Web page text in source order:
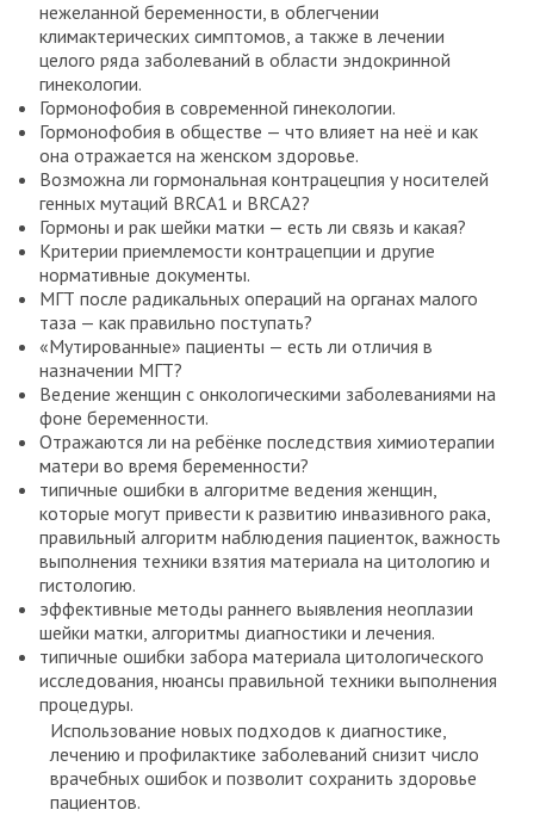
нежеланной беременности, в облегчении
климактерических симптомов, а также в лечении
целого ряда заболеваний в области эндокринной
гинекологии.
Гормонофобия в современной гинекологии.
Гормонофобия в обществе — что влияет на неё и как
она отражается на женском здоровье.
Возможна ли гормональная контрацецпия у носителей
генных мутаций BRCA1 и BRCA2?
Гормоны и рак шейки матки — есть ли связь и какая?
Критерии приемлемости контрацепции и другие
нормативные документы.
МГТ после радикальных операций на органах малого
таза — как правильно поступать?
«Мутированные» пациенты — есть ли отличия в
назначении МГТ?
Ведение женщин с онкологическими заболеваниями на
фоне беременности.
Отражаются ли на ребёнке последствия химиотерапии
матери во время беременности?
типичные ошибки в алгоритме ведения женщин,
которые могут привести к развитию инвазивного рака,
правильный алгоритм наблюдения пациенток, важность
выполнения техники взятия материала на цитологию и
гистологию.
эффективные методы раннего выявления неоплазии
шейки матки, алгоритмы диагностики и лечения.
типичные ошибки забора материала цитологического
исследования, нюансы правильной техники выполнения
процедуры.
Использование новых подходов к диагностике,
лечению и профилактике заболеваний снизит число
врачебных ошибок и позволит сохранить здоровье
пациентов.